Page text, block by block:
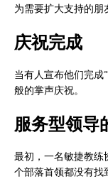
为需要扩大支持的朋
庆祝完成
当有人宣布他们完
般的掌声庆祝。
服务型领导
最初，一名敏捷教练
个部落首领都没有找